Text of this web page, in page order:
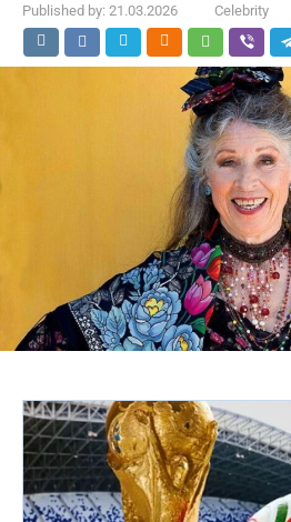
Published by: 21.03.2026 Celebrity